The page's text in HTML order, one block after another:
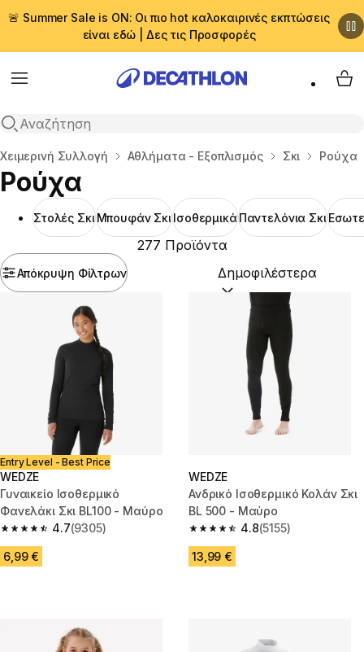
🚨 Summer Sale is ON: Οι πιο hot καλοκαιρινές εκπτώσεις
είναι εδώ | Δες τις Προσφορές
Menu
Αναζήτηση
My
Αρχική σελίδα
Χειμερινή Συλλογή Αθλήματα - Εξοπλισμός Σκι Ρούχα
Ρούχα
Στολές ΣκιΜπουφάν ΣκιΙσοθερμικά Παντελόνια Σκι
Απόκρυψη Φίλτρων
277 Προϊόντα
Ταξινόμηση κατά:
Entry Level - Best Price
WEDZE
Γυναικείο Ισοθερμικό
Φανελάκι Σκι BL100 - Μαύρο
4.7
4.7 out of 5 stars from 9305 reviews
(9305)
6,99 €
WEDZE
Ανδρικό Ισοθερμικό Κολάν Σκι
BL 500 - Μαύρο
4.8
4.8 out of 5 stars from 5155
(5155)
13,99 €